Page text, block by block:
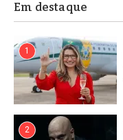
Em destaque
1
2